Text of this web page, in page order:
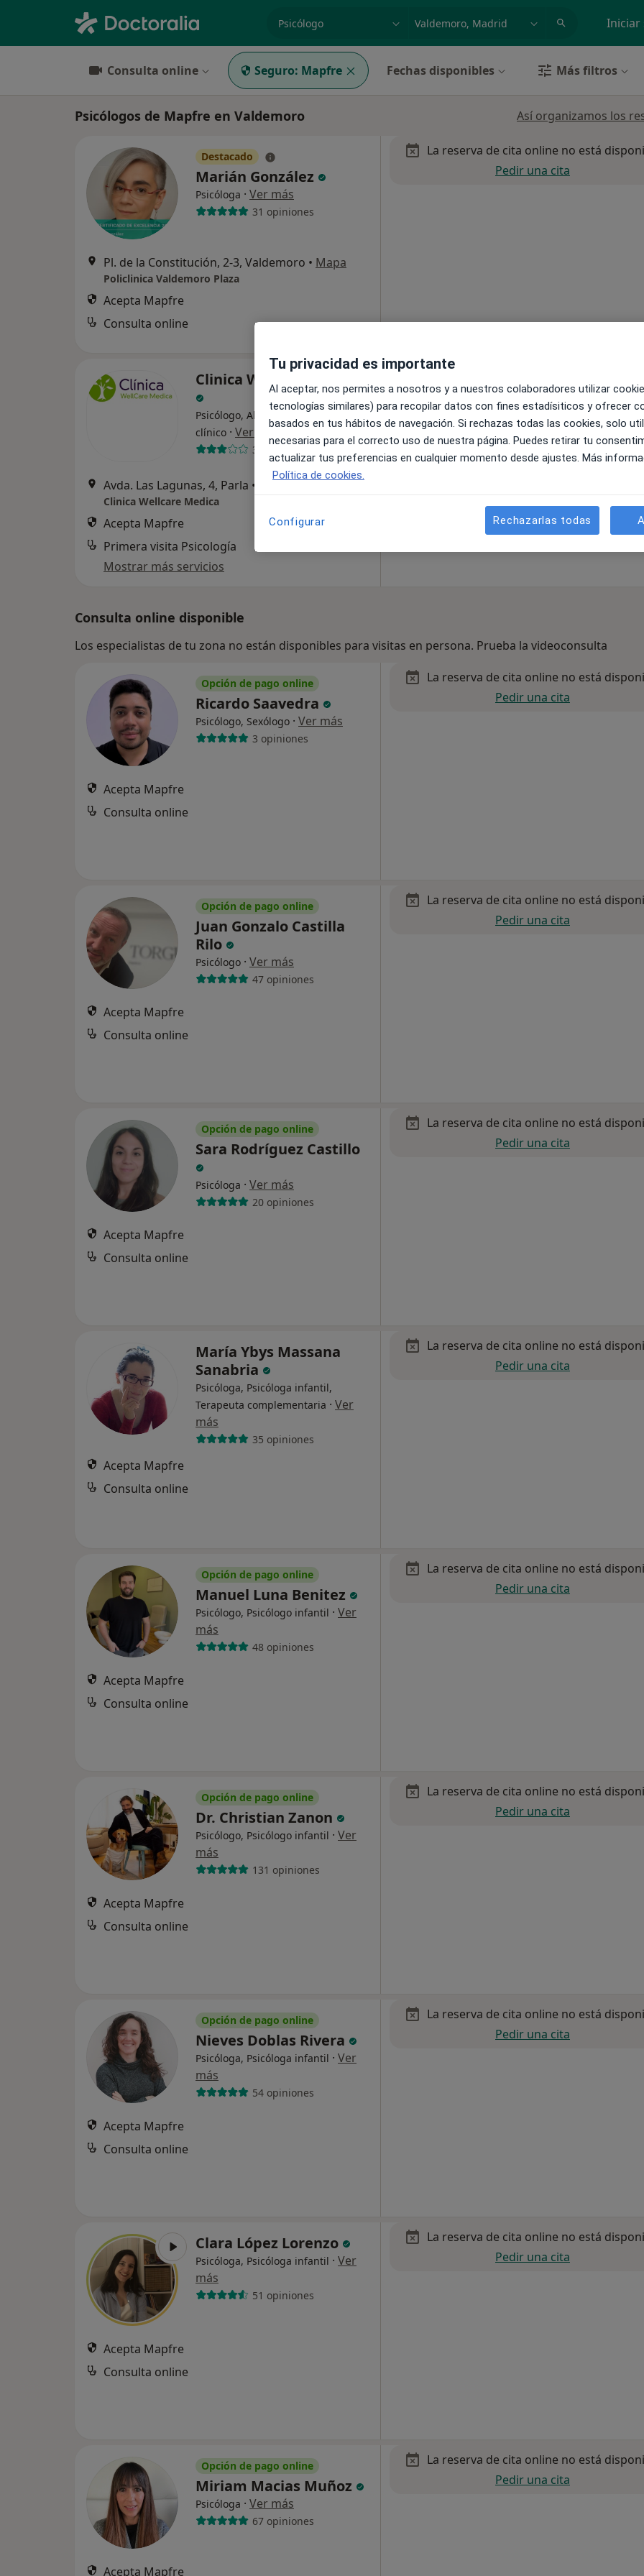
especialidad, enfermedad o nombre Iniciar
Consulta online Seguro: Mapfre Fechas disponibles Más filtros
Psicólogos de Mapfre en Valdemoro Así organizamos los
Destacado
Marián González
Psicóloga · Ver más
31 opiniones
Pl. de la Constitución, 2-3, Valdemoro • Mapa
Policlinica Valdemoro Plaza
Acepta Mapfre
Consulta online
La reserva de cita online no está
Pedir una cita
Clinica Wellcare Medica
Psicólogo, Alergólogo, Analista
clínico · Ver más
32 opiniones
Avda. Las Lagunas, 4, Parla • Mapa
Clinica Wellcare Medica
Acepta Mapfre
Primera visita Psicología
Mostrar más servicios
La reserva de cita online no está
Mostrar perfil
Consulta online disponible
Los especialistas de tu zona no están disponibles para visitas en persona. Prueba la videoconsulta
Opción de pago online
Ricardo Saavedra
Psicólogo, Sexólogo · Ver más
3 opiniones
Acepta Mapfre
Consulta online
La reserva de cita online no está
Pedir una cita
Opción de pago online
Juan Gonzalo Castilla
Rilo
Psicólogo · Ver más
47 opiniones
Acepta Mapfre
Consulta online
La reserva de cita online no está
Pedir una cita
Opción de pago online
Sara Rodríguez Castillo
Psicóloga · Ver más
20 opiniones
Acepta Mapfre
Consulta online
La reserva de cita online no está
Pedir una cita
María Ybys Massana
Sanabria
Psicóloga, Psicóloga infantil,
Terapeuta complementaria · Ver
más
35 opiniones
Acepta Mapfre
Consulta online
La reserva de cita online no está
Pedir una cita
Opción de pago online
Manuel Luna Benitez
Psicólogo, Psicólogo infantil · Ver
más
48 opiniones
Acepta Mapfre
Consulta online
La reserva de cita online no está
Pedir una cita
Opción de pago online
Dr. Christian Zanon
Psicólogo, Psicólogo infantil · Ver
más
131 opiniones
Acepta Mapfre
Consulta online
La reserva de cita online no está
Pedir una cita
Opción de pago online
Nieves Doblas Rivera
Psicóloga, Psicóloga infantil · Ver
más
54 opiniones
Acepta Mapfre
Consulta online
La reserva de cita online no está
Pedir una cita
Clara López Lorenzo
Psicóloga, Psicóloga infantil · Ver
más
51 opiniones
Acepta Mapfre
Consulta online
La reserva de cita online no está
Pedir una cita
Opción de pago online
Miriam Macias Muñoz
Psicóloga · Ver más
67 opiniones
Acepta Mapfre
La reserva de cita online no está
Pedir una cita
Tu privacidad es importante
Al aceptar, nos permites a nosotros y a nuestros colaboradores utilizar
tecnologías similares) para recopilar datos con fines estadísiticos y ofrecer
basados en tus hábitos de navegación. Si rechazas todas las cookies, solo
necesarias para el correcto uso de nuestra página. Puedes retirar tu
actualizar tus preferencias en cualquier momento desde ajustes. Más
Política de cookies.
Configurar Rechazarlas todas